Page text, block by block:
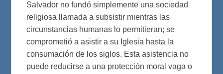
Salvador no fundó simplemente una sociedad
religiosa llamada a subsistir mientras las
circunstancias humanas lo permitieran; se
comprometió a asistir a su Iglesia hasta la
consumación de los siglos. Esta asistencia no
puede reducirse a una protección moral vaga o